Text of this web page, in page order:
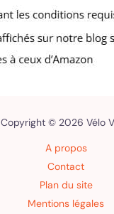
Copyright © 2026 Vélo
A propos
Contact
Plan du site
Mentions légales